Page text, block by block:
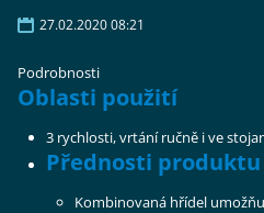
27.02.2020 08:21
Podrobnosti
Oblasti použití
3 rychlosti, vrtání ručně i ve
Přednosti produktu
Kombinovaná hřídel